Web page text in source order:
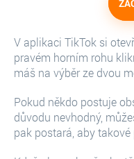
V aplikaci TikTok si
pravém horním rohu
máš na výběr ze dvou
Pokud někdo postuje
důvodu nevhodný,
pak postará, aby